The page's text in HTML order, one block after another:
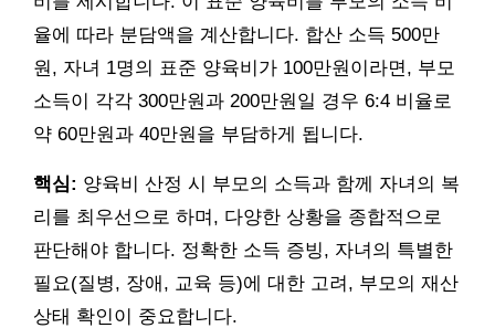
율에 따라 분담액을 계산합니다. 합산 소득 500만
원, 자녀 1명의 표준 양육비가 100만원이라면, 부모
소득이 각각 300만원과 200만원일 경우 6:4 비율로
약 60만원과 40만원을 부담하게 됩니다.
핵심: 양육비 산정 시 부모의 소득과 함께 자녀의 복
리를 최우선으로 하며, 다양한 상황을 종합적으로
판단해야 합니다. 정확한 소득 증빙, 자녀의 특별한
필요(질병, 장애, 교육 등)에 대한 고려, 부모의 재산
상태 확인이 중요합니다.